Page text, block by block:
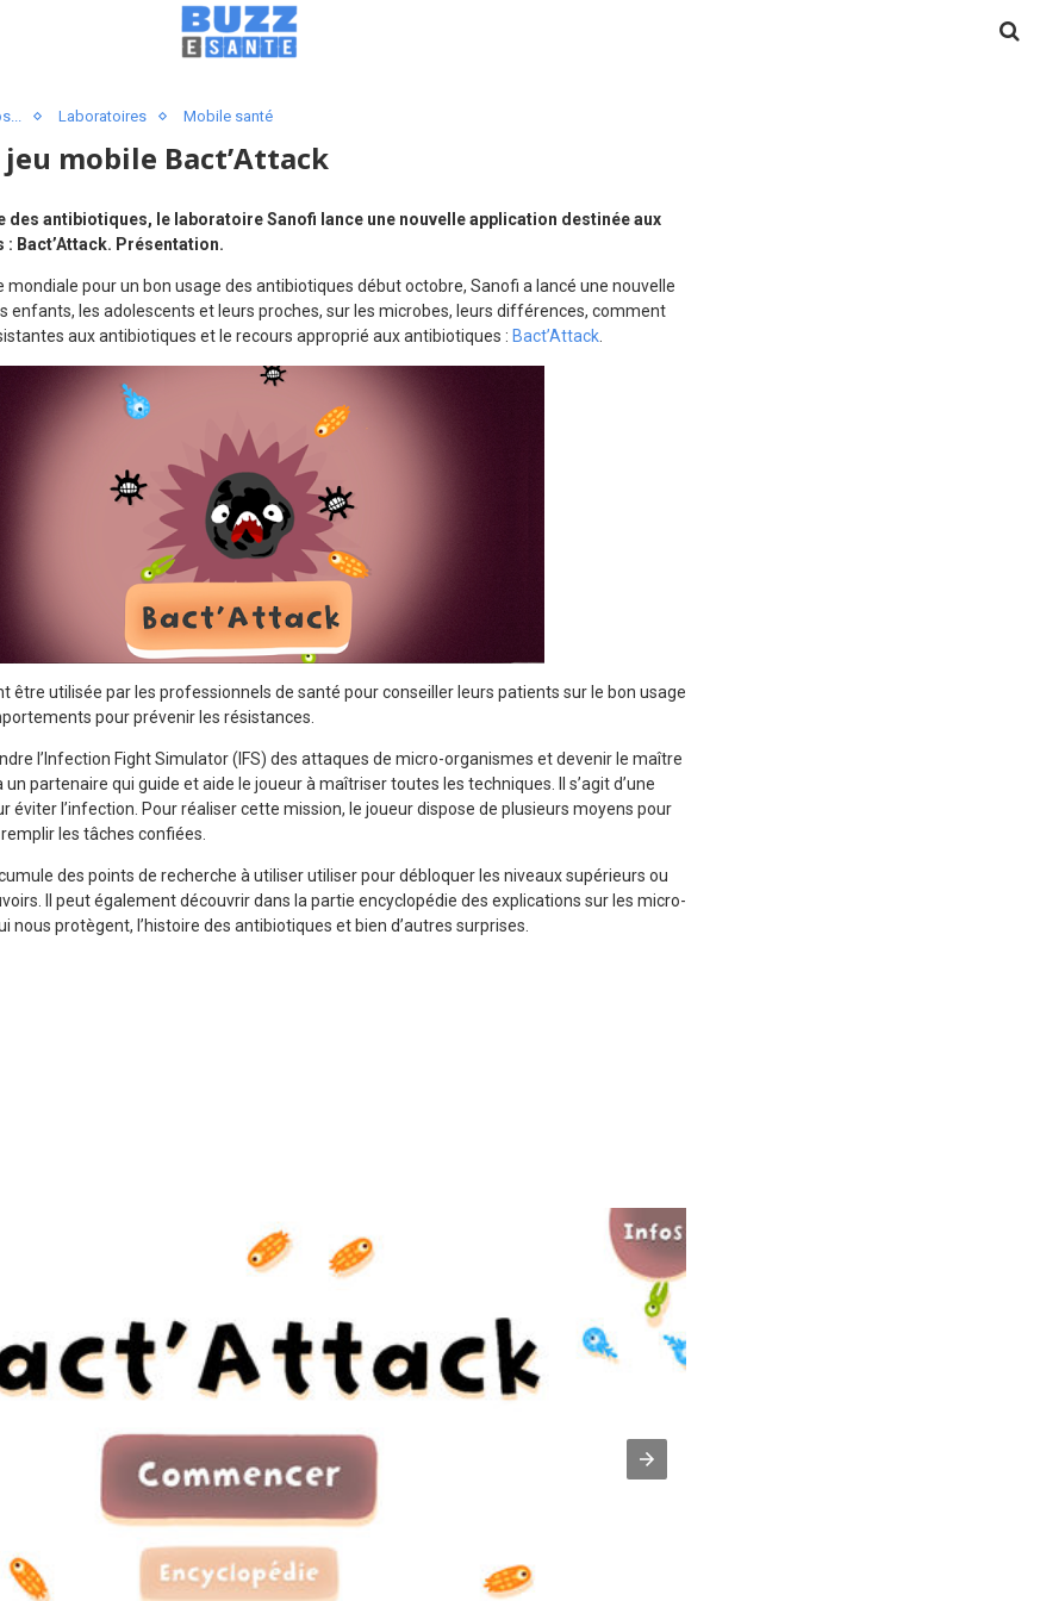
Laboratoires Mobile santé
mobile Bact’Attack
des antibiotiques, le laboratoire Sanofi lance une nouvelle application destinée aux
: Bact’Attack. Présentation.
mondiale pour un bon usage des antibiotiques début octobre, Sanofi a lancé une nouvelle
enfants, les adolescents et leurs proches, sur les microbes, leurs différences, comment
aux antibiotiques et le recours approprié aux antibiotiques : Bact’Attack
être utilisée par les professionnels de santé pour conseiller leurs patients sur le bon usage
pour prévenir les résistances.
l’Infection Fight Simulator (IFS) des attaques de micro-organismes et devenir le maître
partenaire qui guide et aide le joueur à maîtriser toutes les techniques. Il s’agit d’une
éviter l’infection. Pour réaliser cette mission, le joueur dispose de plusieurs moyens pour
les tâches confiées.
des points de recherche à utiliser utiliser pour débloquer les niveaux supérieurs ou
Il peut également découvrir dans la partie encyclopédie des explications sur les micro-
nous protègent, l’histoire des antibiotiques et bien d’autres surprises.